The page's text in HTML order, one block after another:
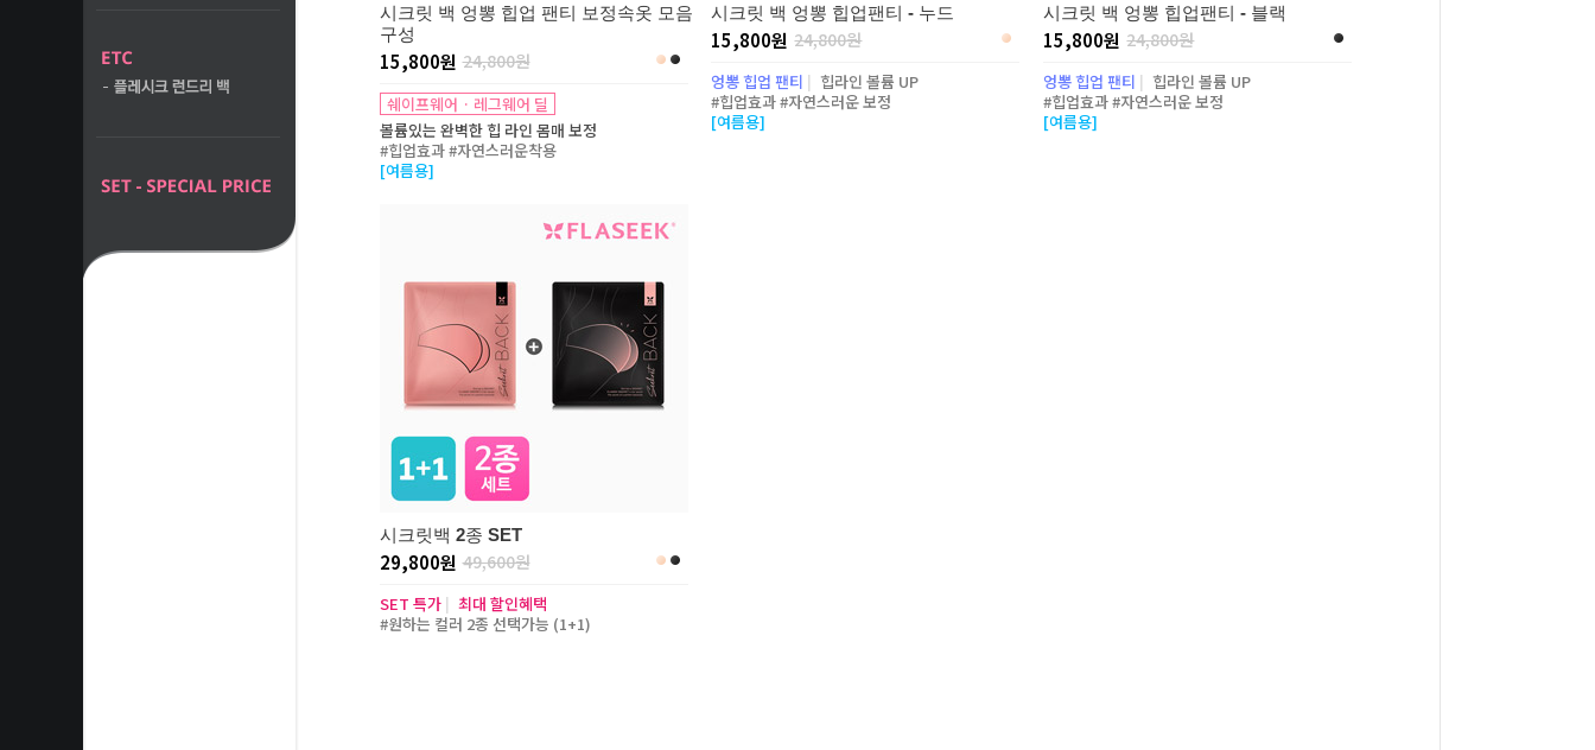
시크릿 백 엉뽕 힙업 팬티 보정속옷 모음
구성
15,800원 24,800원
쉐이프웨어 · 레그웨어 딜
볼륨있는 완벽한 힙 라인 몸매 보정
#힙업효과 #자연스러운착용
[여름용]
시크릿 백 엉뽕 힙업팬티 - 누드
15,800원 24,800원
엉뽕 힙업 팬티 | 힙라인 볼륨 UP
#힙업효과 #자연스러운 보정
[여름용]
시크릿 백 엉뽕 힙업팬티 - 블랙
15,800원 24,800원
엉뽕 힙업 팬티 | 힙라인 볼륨 UP
#힙업효과 #자연스러운 보정
[여름용]
시크릿백 2종 SET
29,800원 49,600원
SET 특가| 최대 할인혜택
#원하는 컬러 2종 선택가능 (1+1)